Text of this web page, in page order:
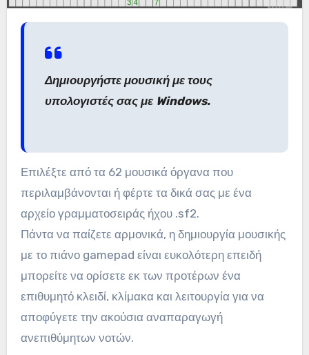
Δημιουργήστε μουσική με τους
υπολογιστές σας με Windows.
Επιλέξτε από τα 62 μουσικά όργανα που
περιλαμβάνονται ή φέρτε τα δικά σας με ένα
αρχείο γραμματοσειράς ήχου .sf2.
Πάντα να παίζετε αρμονικά, η δημιουργία μουσικής
με το πιάνο gamepad είναι ευκολότερη επειδή
μπορείτε να ορίσετε εκ των προτέρων ένα
επιθυμητό κλειδί, κλίμακα και λειτουργία για να
αποφύγετε την ακούσια αναπαραγωγή
ανεπιθύμητων νοτών.